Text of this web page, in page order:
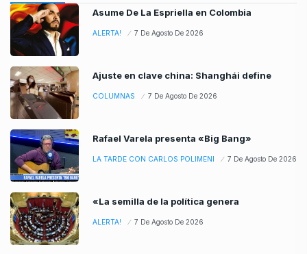
Asume De La Espriella en Colombia
ALERTA! 7 De Agosto De 2026
Ajuste en clave china: Shanghái define
COLUMNAS 7 De Agosto De 2026
Rafael Varela presenta «Big Bang»
LA TARDE CON CARLOS POLIMENI 7 De Agosto De 2026
«La semilla de la política genera
ALERTA! 7 De Agosto De 2026